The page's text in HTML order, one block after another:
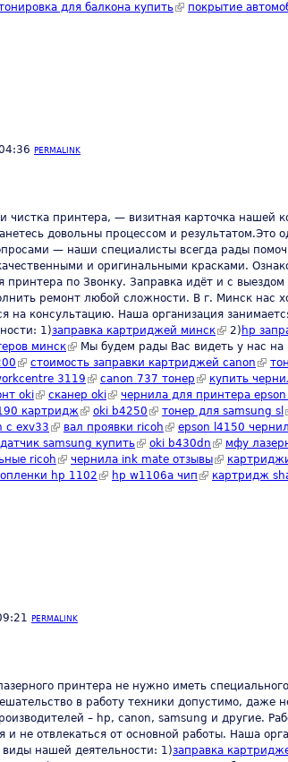
is external)для балкона купить(link is external)
покрытие
PERMALINK
чистка принтера, — визитная карточка
довольны процессом и
— наши специалисты всегда рады
и оригинальными красками.
по Звонку. Заправка идёт и с
ремонт любой сложности. В г. Минск нас
на консультацию. Наша организация
1)заправка картриджей минск(link is
2) hp
минск(link is external)
Мы будем рады Вас видеть у нас на
(link is external)
стоимость заправки картриджей canon (link
3119 (link is external)
canon 737 тонер (link is external)
купить
oki(link is external)
сканер oki(link is external)
чернила для принтера
картридж(link is external)
oki b4250 (link is external)
тонер для samsung sl
c exv33 (link is external)
вал проявки ricoh (link is external)
epson l4150
samsung купить(link is external)
oki b430dn (link is
мфу
ricoh (link is external)
чернила ink mate отзывы(link is
hp 1102 (link is external)
hp w1106a чип (link is external)
картридж
PERMALINK
принтера не нужно иметь
в работу техники допустимо,
– hp, canon, samsung и другие.
и не отвлекаться от основной работы. Наша
нашей деятельности: 1)заправка